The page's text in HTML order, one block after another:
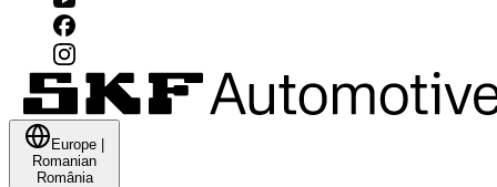
Europe
Romanian
România